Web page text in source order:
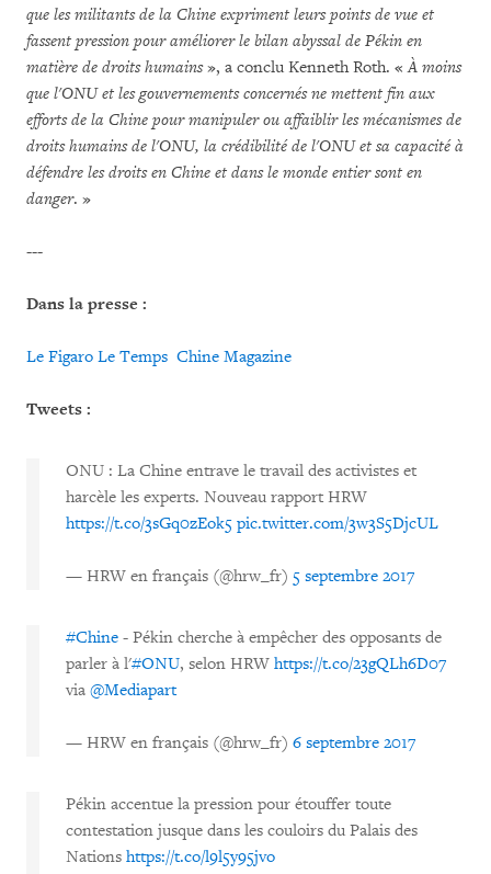
que les militants de la Chine expriment leurs points de vue et
fassent pression pour améliorer le bilan abyssal de Pékin en
matière de droits humains», a conclu Kenneth Roth. «À moins
que l'ONU et les gouvernements concernés ne mettent fin aux
efforts de la Chine pour manipuler ou affaiblir les mécanismes de
droits humains de l'ONU, la crédibilité de l'ONU et sa capacité à
défendre les droits en Chine et dans le monde entier sont en
danger. »
---
Dans la presse :
Le Figaro Le Temps Chine Magazine
Tweets :
ONU : La Chine entrave le travail des activistes et
harcèle les experts. Nouveau rapport HRW
https://t.co/3sGq0zEok5 pic.twitter.com/3w3S5DjcUL
— HRW en français (@hrw_fr) 5 septembre 2017
#Chine - Pékin cherche à empêcher des opposants de
parler à l'#ONU, selon HRW https://t.co/23gQLh6D07
via @Mediapart
— HRW en français (@hrw_fr) 6 septembre 2017
Pékin accentue la pression pour étouffer toute
contestation jusque dans les couloirs du Palais des
Nations https://t.co/l9l5y95jvo